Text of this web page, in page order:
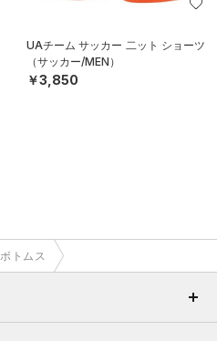
UAチーム サッカー 二ット ショーツ
（サッカー/MEN）
￥3,850
ボトムス